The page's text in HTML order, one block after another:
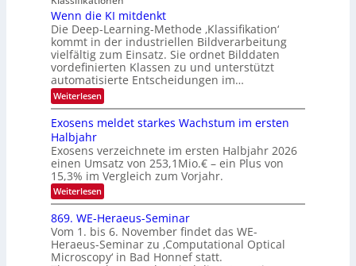
t
i
S
p
e
c
t
r
T
e
c
h
T
a
l
k
u
d
e
r
V
S
O
N
2
0
2
6
l
a
n
d
e
n
Wenn die KI mitdenkt
Die Deep-Learning-Methode ‚Klassifikation‘
kommt in der industriellen Bildverarbeitung
vielfältig zum Einsatz. Sie ordnet Bilddaten
vordefinierten Klassen zu und unterstützt
automatisierte Entscheidungen im…
Weiterlesen:
W
n
d
i
e
K
I
m
i
t
d
e
n
Exosens meldet starkes Wachstum im ersten
Halbjahr
Exosens verzeichnete im ersten Halbjahr 2026
einen Umsatz von 253,1Mio.€ – ein Plus von
15,3% im Vergleich zum Vorjahr.
Weiterlesen:
E
x
o
s
e
n
869. WE-Heraeus-Seminar
Vom 1. bis 6. November findet das WE-
Heraeus-Seminar zu ‚Computational Optical
Microscopy‘ in Bad Honnef statt.